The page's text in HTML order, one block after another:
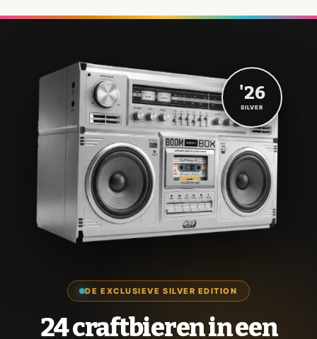
DE EXCLUSIEVE SILVER EDITION
24 craftbieren in een
'26
SILVER